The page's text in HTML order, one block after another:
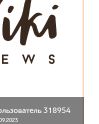
318954